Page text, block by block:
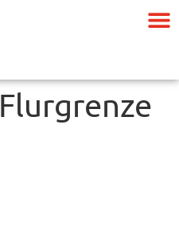
Flurgrenze